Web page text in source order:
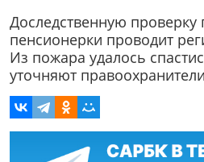
Доследственную проверку
пенсионерки проводит
Из пожара удалось
уточняют